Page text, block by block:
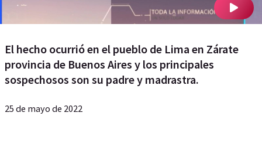
El hecho ocurrió en el pueblo de Lima en Zárate
provincia de Buenos Aires y los principales
sospechosos son su padre y madrastra.
25 de mayo de 2022